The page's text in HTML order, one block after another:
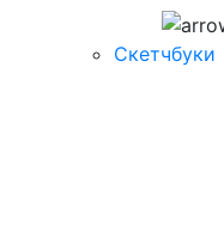
Скетчбуки